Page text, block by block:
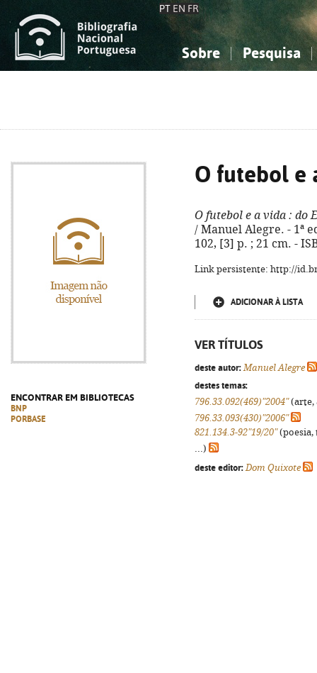
PT EN FR
Sobre Pesquisa
ENCONTRAR EM BIBLIOTECAS
BNP
PORBASE
O futebol e
O futebol e a vida : do
/ Manuel Alegre. - 1ª
102, [3] p. ; 21 cm. -
Link persistente: http://
ADICIONAR À LISTA
VER TÍTULOS
deste autor: Manuel Alegre
destes temas:
796.33.092(469)"2004"(arte,
796.33.093(430)"2006"
821.134.3-92"19/20"(poesia,
...)
deste editor: Dom Quixote